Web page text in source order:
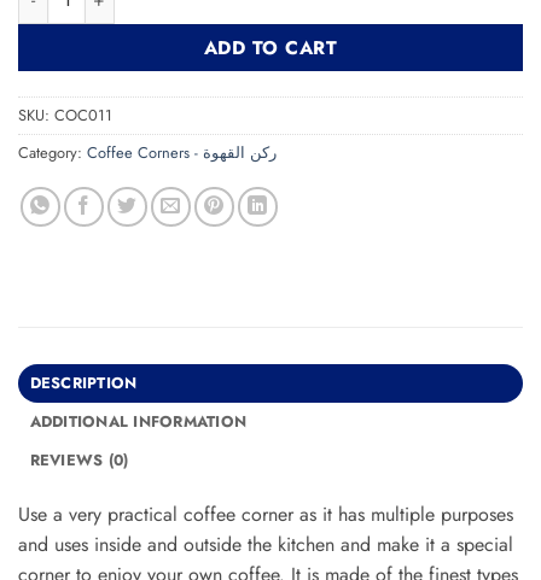
ADD TO CART
SKU: COC011
Category:
Coffee Corners - ركن القهوة
DESCRIPTION
ADDITIONAL INFORMATION
REVIEWS (0)
Use a very practical coffee corner as it has multiple purposes
and uses inside and outside the kitchen and make it a special
corner to enjoy your own coffee. It is made of the finest types